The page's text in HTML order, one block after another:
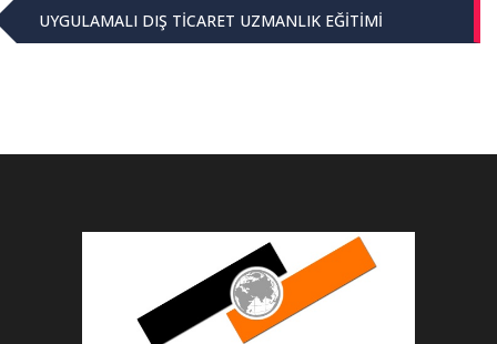
UYGULAMALI DIŞ TİCARET UZMANLIK EĞİTİMİ